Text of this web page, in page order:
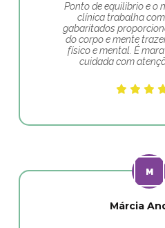
Ponto de equilibrio e o
clínica trabalha
gabaritados
do corpo e mente
físico e mental. É
cuidada com
Márcia